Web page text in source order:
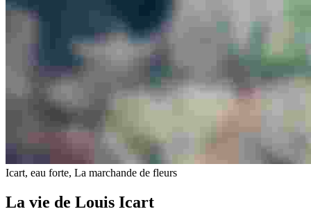
Icart, eau forte, La marchande de fleurs
La vie de Louis Icart